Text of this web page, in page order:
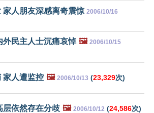
家人朋友深感离奇震惊 2006/10/16
外民主人士沉痛哀悼 🖼️ 2006/10/15
家人遭监控 🖼️ 2006/10/13 (23,329次)
层依然存在分歧 🖼️ 2006/10/12 (24,586次)